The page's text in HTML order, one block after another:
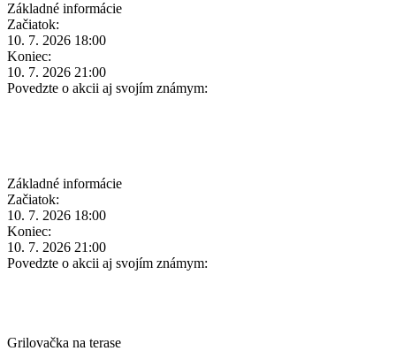
Základné informácie
Začiatok:
10. 7. 2026 18:00
Koniec:
10. 7. 2026 21:00
Povedzte o akcii aj svojím známym:
Základné informácie
Začiatok:
10. 7. 2026 18:00
Koniec:
10. 7. 2026 21:00
Povedzte o akcii aj svojím známym:
Grilovačka na terase